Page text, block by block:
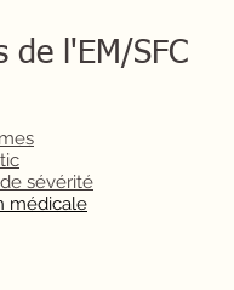
de l'EM/SFC
sévérité
médicale